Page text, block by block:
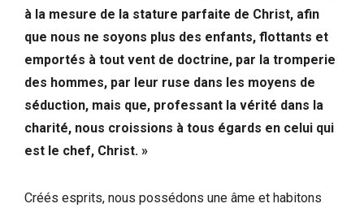
à la mesure de la stature parfaite de Christ, afin
que nous ne soyons plus des enfants, flottants et
emportés à tout vent de doctrine, par la tromperie
des hommes, par leur ruse dans les moyens de
séduction, mais que, professant la vérité dans la
charité, nous croissions à tous égards en celui qui
est le chef, Christ. »
Créés esprits, nous possédons une âme et habitons